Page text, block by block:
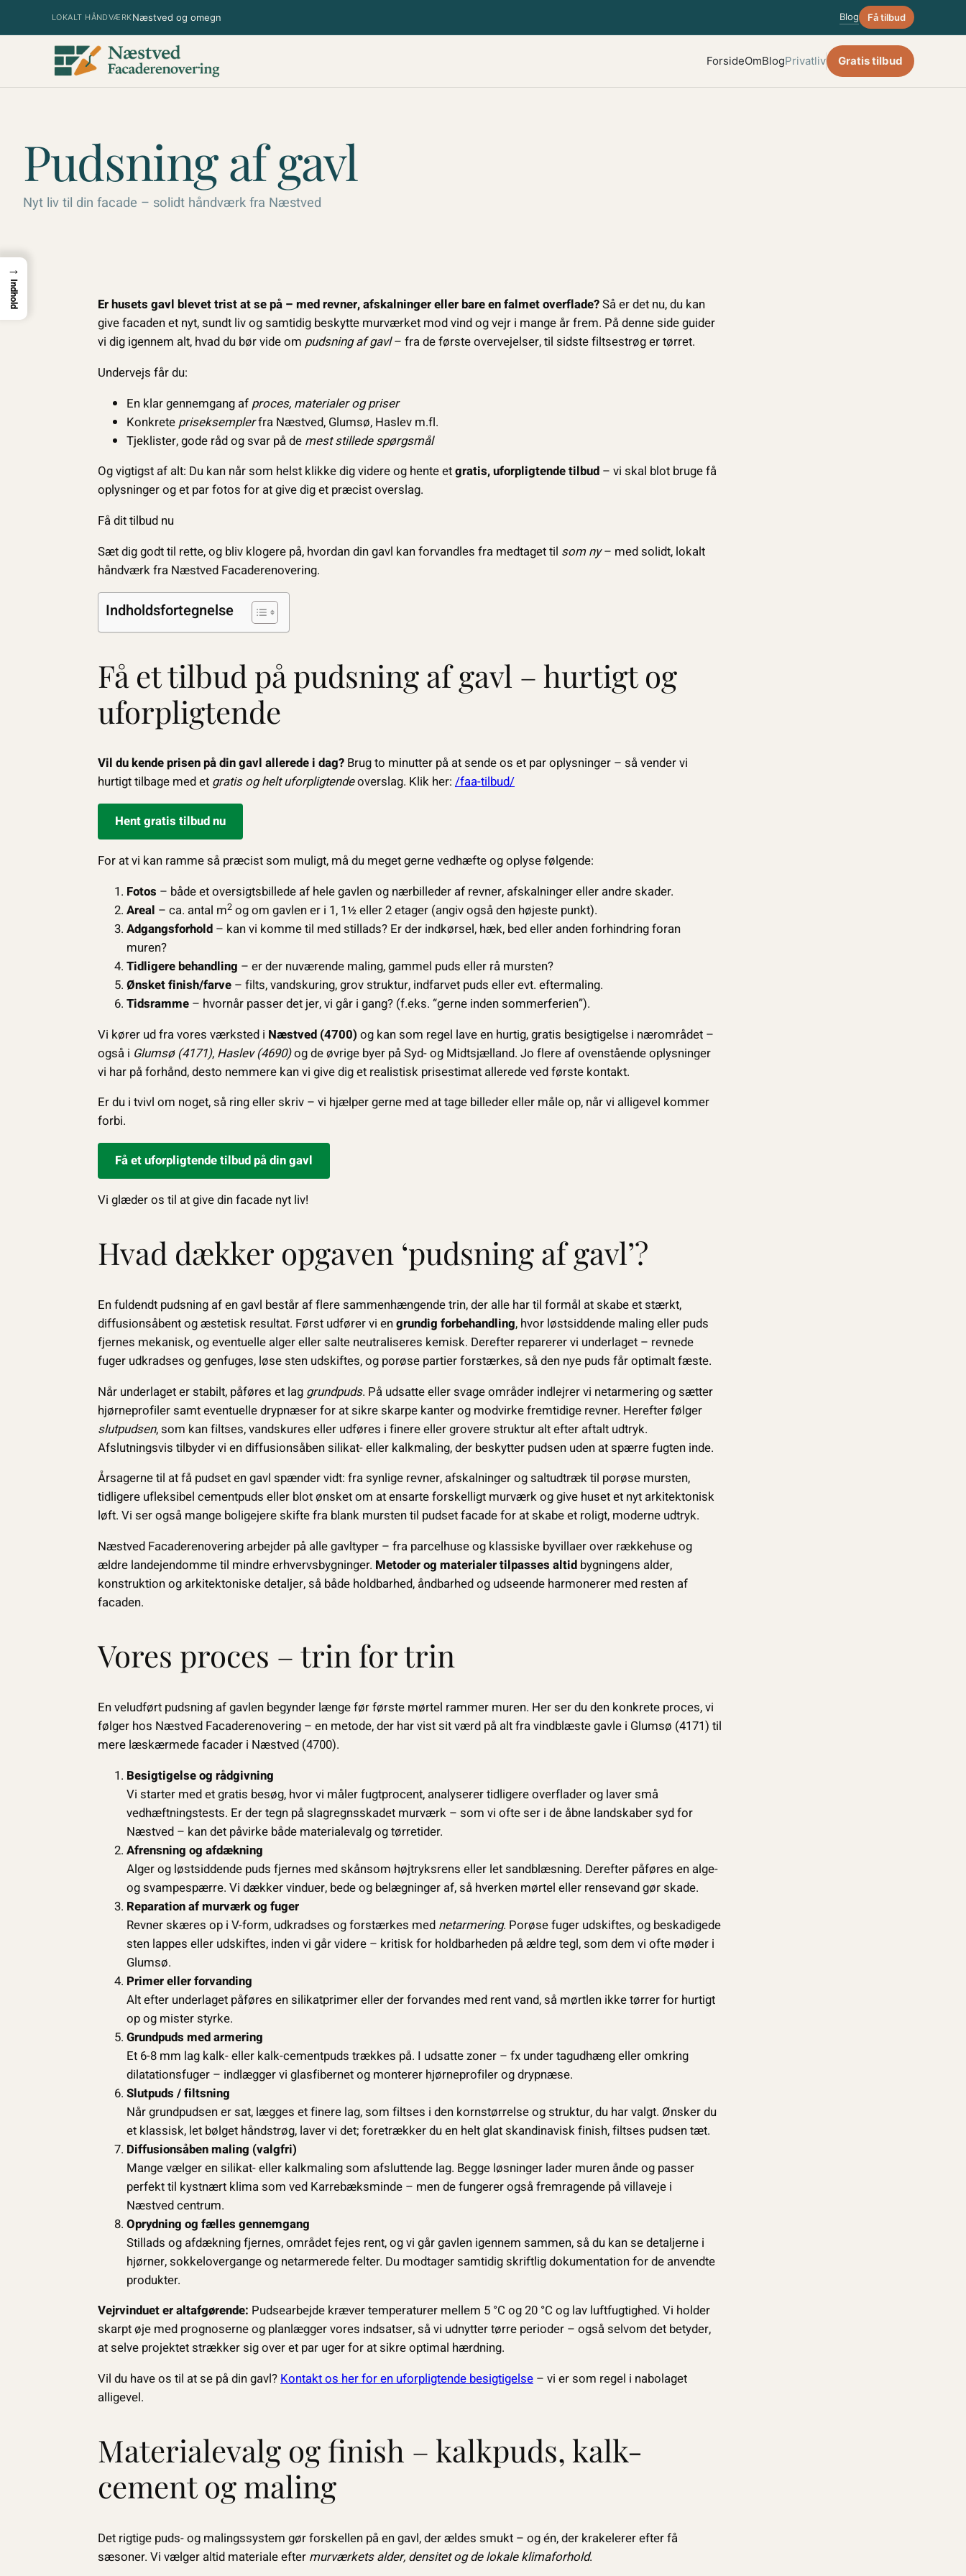
LOKALT HÅNDVÆRKNæstved og omegn Blog Få tilbud
ForsideOmBlogPrivatliv Gratis tilbud
Pudsning af gavl
Nyt liv til din facade – solidt håndværk fra Næstved
Er husets gavl blevet trist at se på – med revner, afskalninger eller bare en falmet overflade?Så er det nu, du kan
give facaden et nyt, sundt liv og samtidig beskytte murværket mod vind og vejr i mange år frem. På denne side guider
vi dig igennem alt, hvad du bør vide om pudsning af gavl– fra de første overvejelser, til sidste filtsestrøg er tørret.
Undervejs får du:
En klar gennemgang af proces, materialer og priser
Konkrete priseksemplerfra Næstved, Glumsø, Haslev m.fl.
Tjeklister, gode råd og svar på de mest stillede spørgsmål
Og vigtigst af alt: Du kan når som helst klikke dig videre og hente etgratis, uforpligtende tilbud – vi skal blot bruge få
oplysninger og et par fotos for at give dig et præcist overslag.
Få dit tilbud nu
Sæt dig godt til rette, og bliv klogere på, hvordan din gavl kan forvandles fra medtaget til som ny– med solidt, lokalt
håndværk fra Næstved Facaderenovering.
Indholdsfortegnelse
Få et tilbud på pudsning af gavl – hurtigt og
uforpligtende
Vil du kende prisen på din gavl allerede i dag? Brug to minutter på at sende os et par oplysninger – så vender vi
hurtigt tilbage med et gratis og helt uforpligtendeoverslag. Klik her: /faa-tilbud/
Hent gratis tilbud nu
For at vi kan ramme så præcist som muligt, må du meget gerne vedhæfte og oplyse følgende:
Fotos – både et oversigtsbillede af hele gavlen og nærbilleder af revner, afskalninger eller andre skader.
Areal – ca. antal m2 og om gavlen er i 1, 1½ eller 2 etager (angiv også den højeste punkt).
Adgangsforhold – kan vi komme til med stillads? Er der indkørsel, hæk, bed eller anden forhindring foran
muren?
Tidligere behandling – er der nuværende maling, gammel puds eller rå mursten?
Ønsket finish/farve – filts, vandskuring, grov struktur, indfarvet puds eller evt. eftermaling.
Tidsramme – hvornår passer det jer, vi går i gang? (f.eks. “gerne inden sommerferien”).
Vi kører ud fra vores værksted i Næstved (4700) og kan som regel lave en hurtig, gratis besigtigelse i nærområdet –
også i Glumsø (4171), Haslev (4690)og de øvrige byer på Syd- og Midtsjælland. Jo flere af ovenstående oplysninger
vi har på forhånd, desto nemmere kan vi give dig et realistisk prisestimat allerede ved første kontakt.
Er du i tvivl om noget, så ring eller skriv – vi hjælper gerne med at tage billeder eller måle op, når vi alligevel kommer
forbi.
Få et uforpligtende tilbud på din gavl
Vi glæder os til at give din facade nyt liv!
Hvad dækker opgaven ‘pudsning af gavl’?
En fuldendt pudsning af en gavl består af flere sammenhængende trin, der alle har til formål at skabe et stærkt,
diffusionsåbent og æstetisk resultat. Først udfører vi engrundig forbehandling, hvor løstsiddende maling eller puds
fjernes mekanisk, og eventuelle alger eller salte neutraliseres kemisk. Derefter reparerer vi underlaget – revnede
fuger udkradses og genfuges, løse sten udskiftes, og porøse partier forstærkes, så den nye puds får optimalt fæste.
Når underlaget er stabilt, påføres et lag grundpuds. På udsatte eller svage områder indlejrer vi netarmering og sætter
hjørneprofiler samt eventuelle drypnæser for at sikre skarpe kanter og modvirke fremtidige revner. Herefter følger
slutpudsen, som kan filtses, vandskures eller udføres i finere eller grovere struktur alt efter aftalt udtryk.
Afslutningsvis tilbyder vi en diffusionsåben silikat- eller kalkmaling, der beskytter pudsen uden at spærre fugten inde.
Årsagerne til at få pudset en gavl spænder vidt: fra synlige revner, afskalninger og saltudtræk til porøse mursten,
tidligere ufleksibel cementpuds eller blot ønsket om at ensarte forskelligt murværk og give huset et nyt arkitektonisk
løft. Vi ser også mange boligejere skifte fra blank mursten til pudset facade for at skabe et roligt, moderne udtryk.
Næstved Facaderenovering arbejder på alle gavltyper – fra parcelhuse og klassiske byvillaer over rækkehuse og
ældre landejendomme til mindre erhvervsbygninger. Metoder og materialer tilpasses altid bygningens alder,
konstruktion og arkitektoniske detaljer, så både holdbarhed, åndbarhed og udseende harmonerer med resten af
facaden.
Vores proces – trin for trin
En veludført pudsning af gavlen begynder længe før første mørtel rammer muren. Her ser du den konkrete proces, vi
følger hos Næstved Facaderenovering – en metode, der har vist sit værd på alt fra vindblæste gavle i Glumsø (4171) til
mere læskærmede facader i Næstved (4700).
Besigtigelse og rådgivning
Vi starter med et gratis besøg, hvor vi måler fugtprocent, analyserer tidligere overflader og laver små
vedhæftningstests. Er der tegn på slagregnsskadet murværk – som vi ofte ser i de åbne landskaber syd for
Næstved – kan det påvirke både materialevalg og tørretider.
Afrensning og afdækning
Alger og løstsiddende puds fjernes med skånsom højtryksrens eller let sandblæsning. Derefter påføres en alge-
og svampespærre. Vi dækker vinduer, bede og belægninger af, så hverken mørtel eller rensevand gør skade.
Reparation af murværk og fuger
Revner skæres op i V-form, udkradses og forstærkes med netarmering. Porøse fuger udskiftes, og beskadigede
sten lappes eller udskiftes, inden vi går videre – kritisk for holdbarheden på ældre tegl, som dem vi ofte møder i
Glumsø.
Primer eller forvanding
Alt efter underlaget påføres en silikatprimer eller der forvandes med rent vand, så mørtlen ikke tørrer for hurtigt
op og mister styrke.
Grundpuds med armering
Et 6-8 mm lag kalk- eller kalk-cementpuds trækkes på. I udsatte zoner – fx under tagudhæng eller omkring
dilatationsfuger – indlægger vi glasfibernet og monterer hjørneprofiler og drypnæse.
Slutpuds / filtsning
Når grundpudsen er sat, lægges et finere lag, som filt­ses i den kornstørrelse og struktur, du har valgt. Ønsker du
et klassisk, let bølget håndstrøg, laver vi det; foretrækker du en helt glat skandinavisk finish, filtses pudsen tæt.
Diffusionsåben maling (valgfri)
Mange vælger en silikat- eller kalkmaling som afsluttende lag. Begge løsninger lader muren ånde og passer
perfekt til kystnært klima som ved Karrebæksminde – men de fungerer også fremragende på villaveje i
Næstved centrum.
Oprydning og fælles gennemgang
Stillads og afdækning fjernes, området fejes rent, og vi går gavlen igennem sammen, så du kan se detaljerne i
hjørner, sokkelovergange og netarmerede felter. Du modtager samtidig skriftlig dokumentation for de anvendte
produkter.
Vejrvinduet er altafgørende: Pudsearbejde kræver temperaturer mellem 5 °C og 20 °C og lav luftfugtighed. Vi holder
skarpt øje med prognoserne og planlægger vores indsatser, så vi udnytter tørre perioder – også selvom det betyder,
at selve projektet strækker sig over et par uger for at sikre optimal hærdning.
Vil du have os til at se på din gavl?Kontakt os her for en uforpligtende besigtigelse – vi er som regel i nabolaget
alligevel.
Materialevalg og finish – kalkpuds, kalk-
cement og maling
Det rigtige puds- og malingssystem gør forskellen på en gavl, der ældes smukt – og én, der krakelerer efter få
sæsoner. Vi vælger altid materiale efter murværkets alder, densitet og de lokale klimaforhold.
→
Indhold